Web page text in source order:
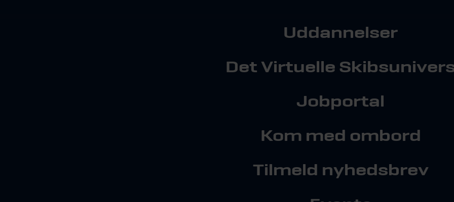
Uddannelser
Det Virtuelle
Jobportal
Kom med ombord
Tilmeld nyhedsbrev